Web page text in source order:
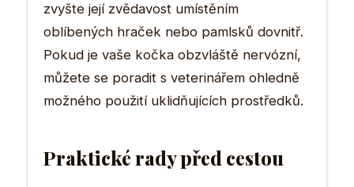
zvyšte její zvědavost umístěním
oblíbených hraček nebo pamlsků dovnitř.
Pokud je vaše kočka obzvláště nervózní,
můžete se poradit s veterinářem ohledně
možného použití uklidňujících prostředků.
Praktické rady před cestou